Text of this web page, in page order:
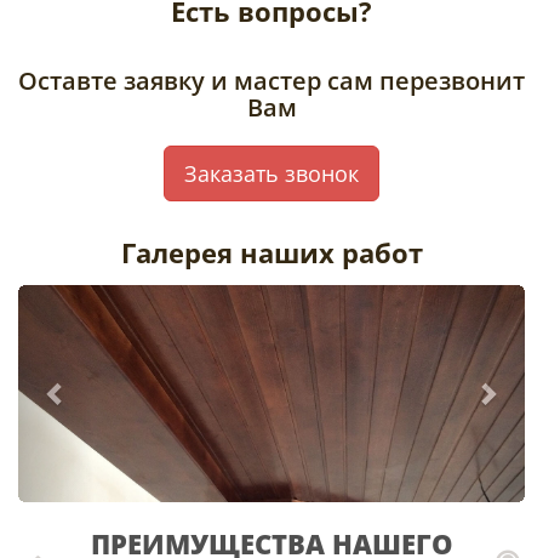
Есть вопросы?
Оставте заявку и мастер сам перезвонит
Вам
Заказать звонок
Галерея наших работ
ПРЕИМУЩЕСТВА НАШЕГО